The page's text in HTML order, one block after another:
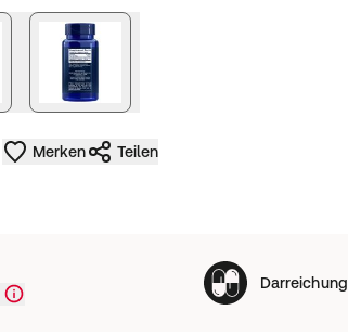
Merken Teilen
Darreichung